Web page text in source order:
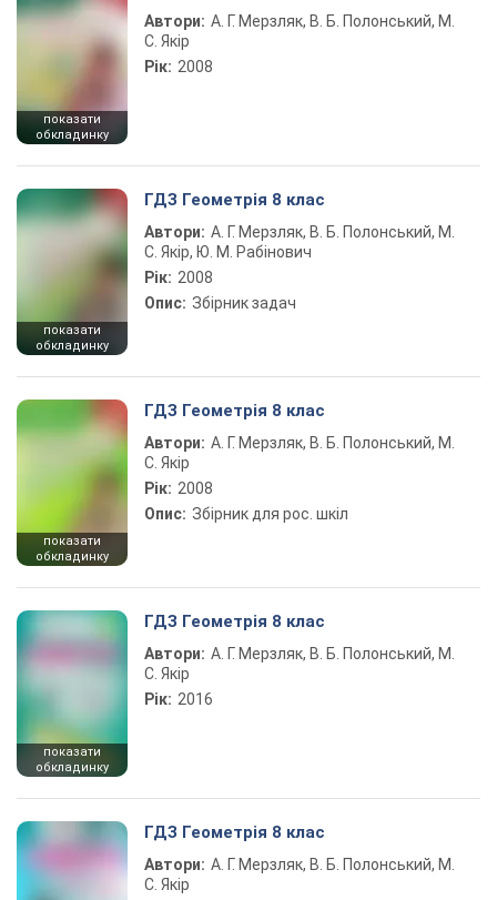
показати
обкладинку
Автори: А. Г. Мерзляк, В. Б. Полонський, М.
С. Якір
Рік: 2008
показати
обкладинку
ГДЗ Геометрія 8 клас
Автори: А. Г. Мерзляк, В. Б. Полонський, М.
С. Якір, Ю. М. Рабінович
Рік: 2008
Опис: Збірник задач
показати
обкладинку
ГДЗ Геометрія 8 клас
Автори: А. Г. Мерзляк, В. Б. Полонський, М.
С. Якір
Рік: 2008
Опис: Збірник для рос. шкіл
показати
обкладинку
ГДЗ Геометрія 8 клас
Автори: А. Г. Мерзляк, В. Б. Полонський, М.
С. Якір
Рік: 2016
ГДЗ Геометрія 8 клас
Автори: А. Г. Мерзляк, В. Б. Полонський, М.
С. Якір